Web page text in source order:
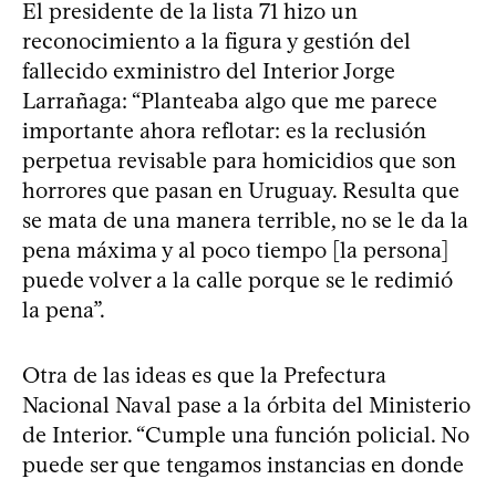
El presidente de la lista 71 hizo un
reconocimiento a la figura y gestión del
fallecido exministro del Interior Jorge
Larrañaga: “Planteaba algo que me parece
importante ahora reflotar: es la reclusión
perpetua revisable para homicidios que son
horrores que pasan en Uruguay. Resulta que
se mata de una manera terrible, no se le da la
pena máxima y al poco tiempo [la persona]
puede volver a la calle porque se le redimió
la pena”.
Otra de las ideas es que la Prefectura
Nacional Naval pase a la órbita del Ministerio
de Interior. “Cumple una función policial. No
puede ser que tengamos instancias en donde